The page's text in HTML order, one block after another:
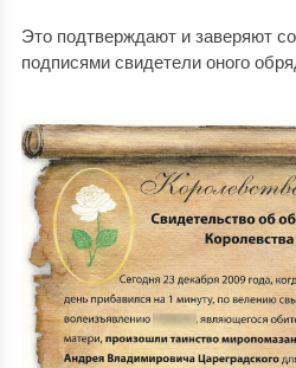
Это подтверждают и заверяют
подписями свидетели оного